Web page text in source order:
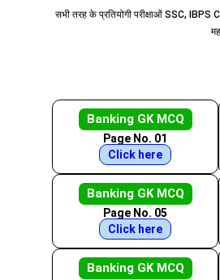
सभी तरह के प्रतियोगी परीक्षाओं SSC,
Banking GK MCQ
Page No. 01
Click here
Banking GK MCQ
Page No. 05
Click here
Banking GK MCQ